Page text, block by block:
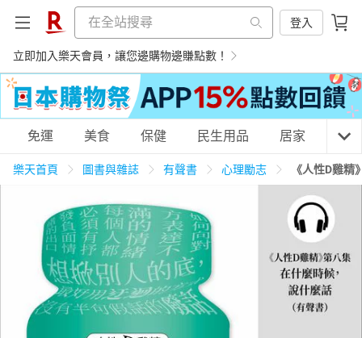
登入
立即加入樂天會員，讓您邊購物邊賺點數！
購物網分類
天天免運 美食蛋糕 養生保健 民生用品
居家生活 3C家電 運動休閒 親子玩具
免運 美食 保健 民生用品 居家 3C
樂天首頁 圖書與雜誌 有聲書 心理勵志 《人性D雞